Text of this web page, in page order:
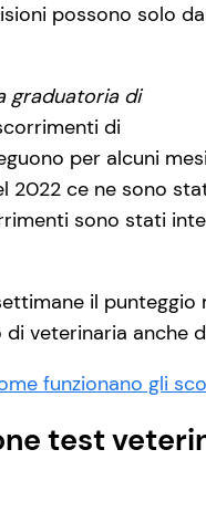
possono solo
graduatoria di
di
per alcuni
2022 ce ne sono
sono stati
il punteggio
di veterinaria anche
funzionano gli
test